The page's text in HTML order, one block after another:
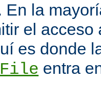
En la
el acceso
es donde
entra